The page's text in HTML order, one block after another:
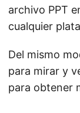
archivo PPT
cualquier
Del mismo
para mirar y
para obtener